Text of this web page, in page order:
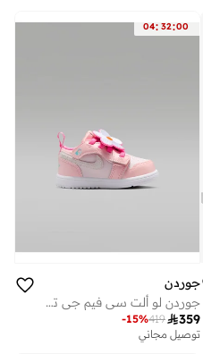
04: 32:00
جوردن
جوردن لو ألت سي فيم جي تي للأطفال الرضع
359
419
-15%
توصيل مجاني